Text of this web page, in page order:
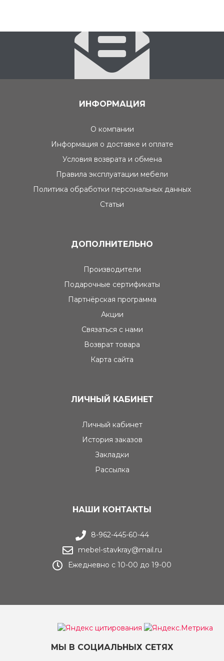
ИНФОРМАЦИЯ
О компании
Информация о доставке и оплате
Условия возврата и обмена
Правила эксплуатации мебели
Политика обработки персональных данных
Статьи
ДОПОЛНИТЕЛЬНО
Производители
Подарочные сертификаты
Партнёрская программа
Акции
Связаться с нами
Возврат товара
Карта сайта
ЛИЧНЫЙ КАБИНЕТ
Личный кабинет
История заказов
Закладки
Рассылка
НАШИ КОНТАКТЫ
8-962-445-60-44
mebel-stavkray@mail.ru
Ежедневно с 10-00 до 19-00
МЫ В СОЦИАЛЬНЫХ СЕТЯХ